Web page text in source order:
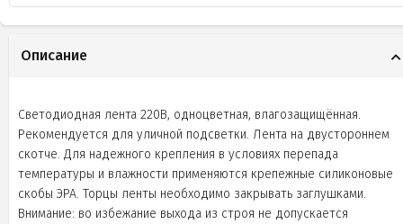
Описание
Светодиодная лента 220В, одноцветная, влагозащищённая.
Рекомендуется для уличной подсветки. Лента на двустороннем
скотче. Для надежного крепления в условиях перепада
температуры и влажности применяются крепежные силиконовые
скобы ЭРА. Торцы ленты необходимо закрывать заглушками.
Внимание: во избежание выхода из строя не допускается